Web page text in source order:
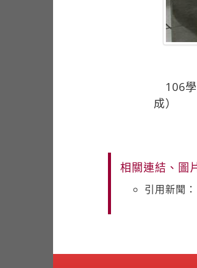
106學
成）
相關連結、圖
引用新聞